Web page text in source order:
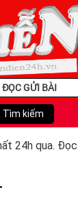
ĐỌC GỬI BÀI
24h qua.